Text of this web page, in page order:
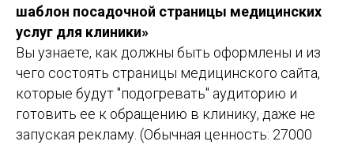
шаблон посадочной страницы медицинских
услуг для клиники»
Вы узнаете, как должны быть оформлены и из
чего состоять страницы медицинского сайта,
которые будут "подогревать" аудиторию и
готовить ее к обращению в клинику, даже не
запуская рекламу. (Обычная ценность: 27000